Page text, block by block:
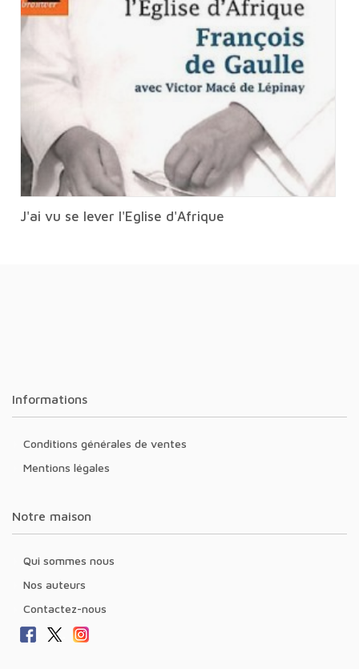
J'ai vu se lever l'Eglise d'Afrique
Informations
Conditions générales de ventes
Mentions légales
Notre maison
Qui sommes nous
Nos auteurs
Contactez-nous